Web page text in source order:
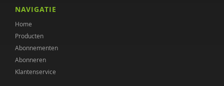
Malou Mac Gillavry
Tessa Magnée
Rosalie Metze
Jasper Nuijen
NAVIGATIE
Home
Producten
Abonnementen
Abonneren
Klantenservice